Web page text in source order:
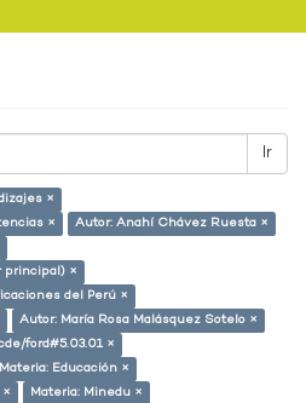
Ir
×
×
Autor: Anahí Chávez Ruesta ×
principal) ×
del Perú ×
Autor: María Rosa Malásquez Sotelo ×
ford#5.03.01 ×
Materia: Educación ×
Materia: Minedu ×